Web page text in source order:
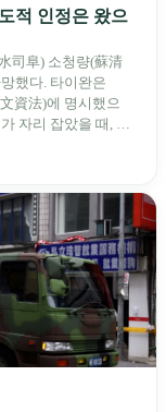
적 인정은 왔으
司阜) 소청량(蘇清
했다. 타이완은
資法)에 명시했으
자리 잡았을 때, 제
괴되었다. 600여 명